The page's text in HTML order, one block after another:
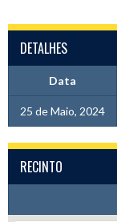
DETALHES
Data
25 de Maio, 2024
RECINTO